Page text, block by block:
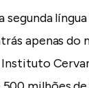
segunda
apenas do
Instituto